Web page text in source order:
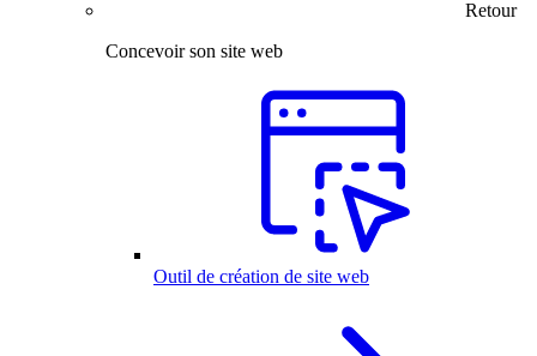
Retour
Concevoir son site web
Outil de création de site web